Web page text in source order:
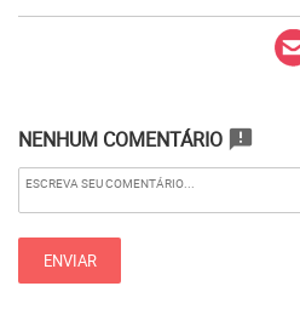
NENHUM COMENTÁRIO announcement